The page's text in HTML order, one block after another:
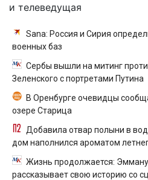
и телеведущая
Sana: Россия и Сирия
военных баз
Сербы вышли на митинг
Зеленского с портретами Путина
В Оренбурге очевидцы
озере Старица
Добавила отвар полыни в
дом наполнился ароматом
Жизнь продолжается:
рассказывает свою историю со